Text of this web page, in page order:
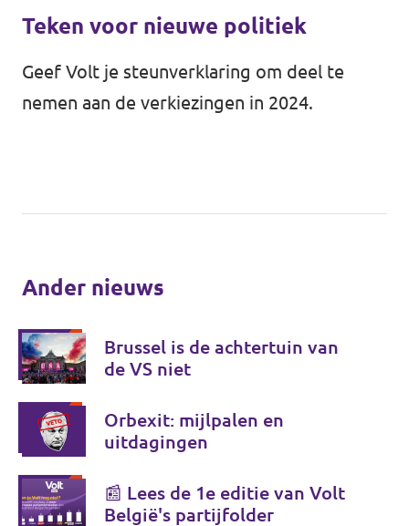
Teken voor nieuwe politiek
Geef Volt je steunverklaring om deel te
nemen aan de verkiezingen in 2024.
Ander nieuws
Brussel is de achtertuin van
de VS niet
Orbexit: mijlpalen en
uitdagingen
📰 Lees de 1e editie van Volt
België's partijfolder